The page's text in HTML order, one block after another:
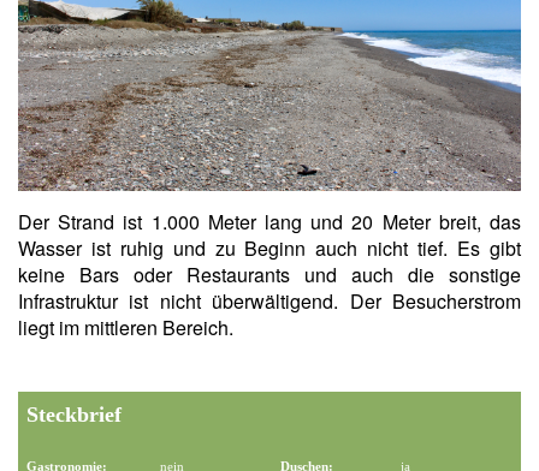
Der Strand ist 1.000 Meter lang und 20 Meter breit, das
Wasser ist ruhig und zu Beginn auch nicht tief. Es gibt
keine Bars oder Restaurants und auch die sonstige
Infrastruktur ist nicht überwältigend. Der Besucherstrom
liegt im mittleren Bereich.
Steckbrief
Gastronomie: nein Duschen: ja